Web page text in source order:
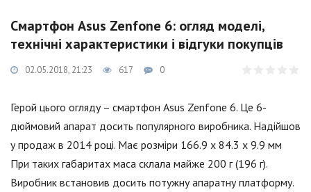
Смартфон Asus Zenfone 6: огляд моделі,
технічні характеристики і відгуки покупців
02.05.2018, 21:23 617 0
Герой цього огляду – смартфон Asus Zenfone 6. Це 6-
дюймовий апарат досить популярного виробника. Надійшов
у продаж в 2014 році. Має розміри 166.9 x 84.3 x 9.9 мм
При таких габаритах маса склала майже 200 г (196 г).
Виробник встановив досить потужну апаратну платформу.